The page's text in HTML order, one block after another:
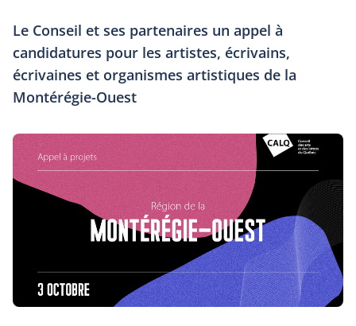
Le Conseil et ses partenaires un appel à
candidatures pour les artistes, écrivains,
écrivaines et organismes artistiques de la
Montérégie-Ouest